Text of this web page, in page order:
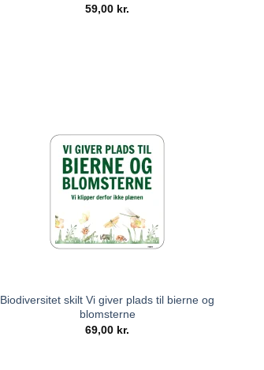
59,00 kr.
Biodiversitet skilt Vi giver plads til bierne og
blomsterne
69,00 kr.